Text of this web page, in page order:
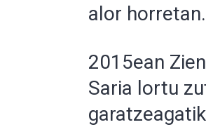
alor
2015ean
Saria lortu